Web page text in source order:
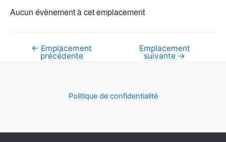
Aucun évènement à cet emplacement
Navigation
de
← Emplacement
précédente
Emplacement
suivante →
Politique de confidentialité